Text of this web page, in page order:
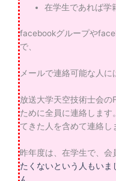
在学生であれば学
facebookグループや
で、
メールで連絡可能な人に
放送大学天空技術士会
ために全員に連絡します
てきた人を含めて連絡
昨年度は、在学生で、会
たくないという人もい
ん。